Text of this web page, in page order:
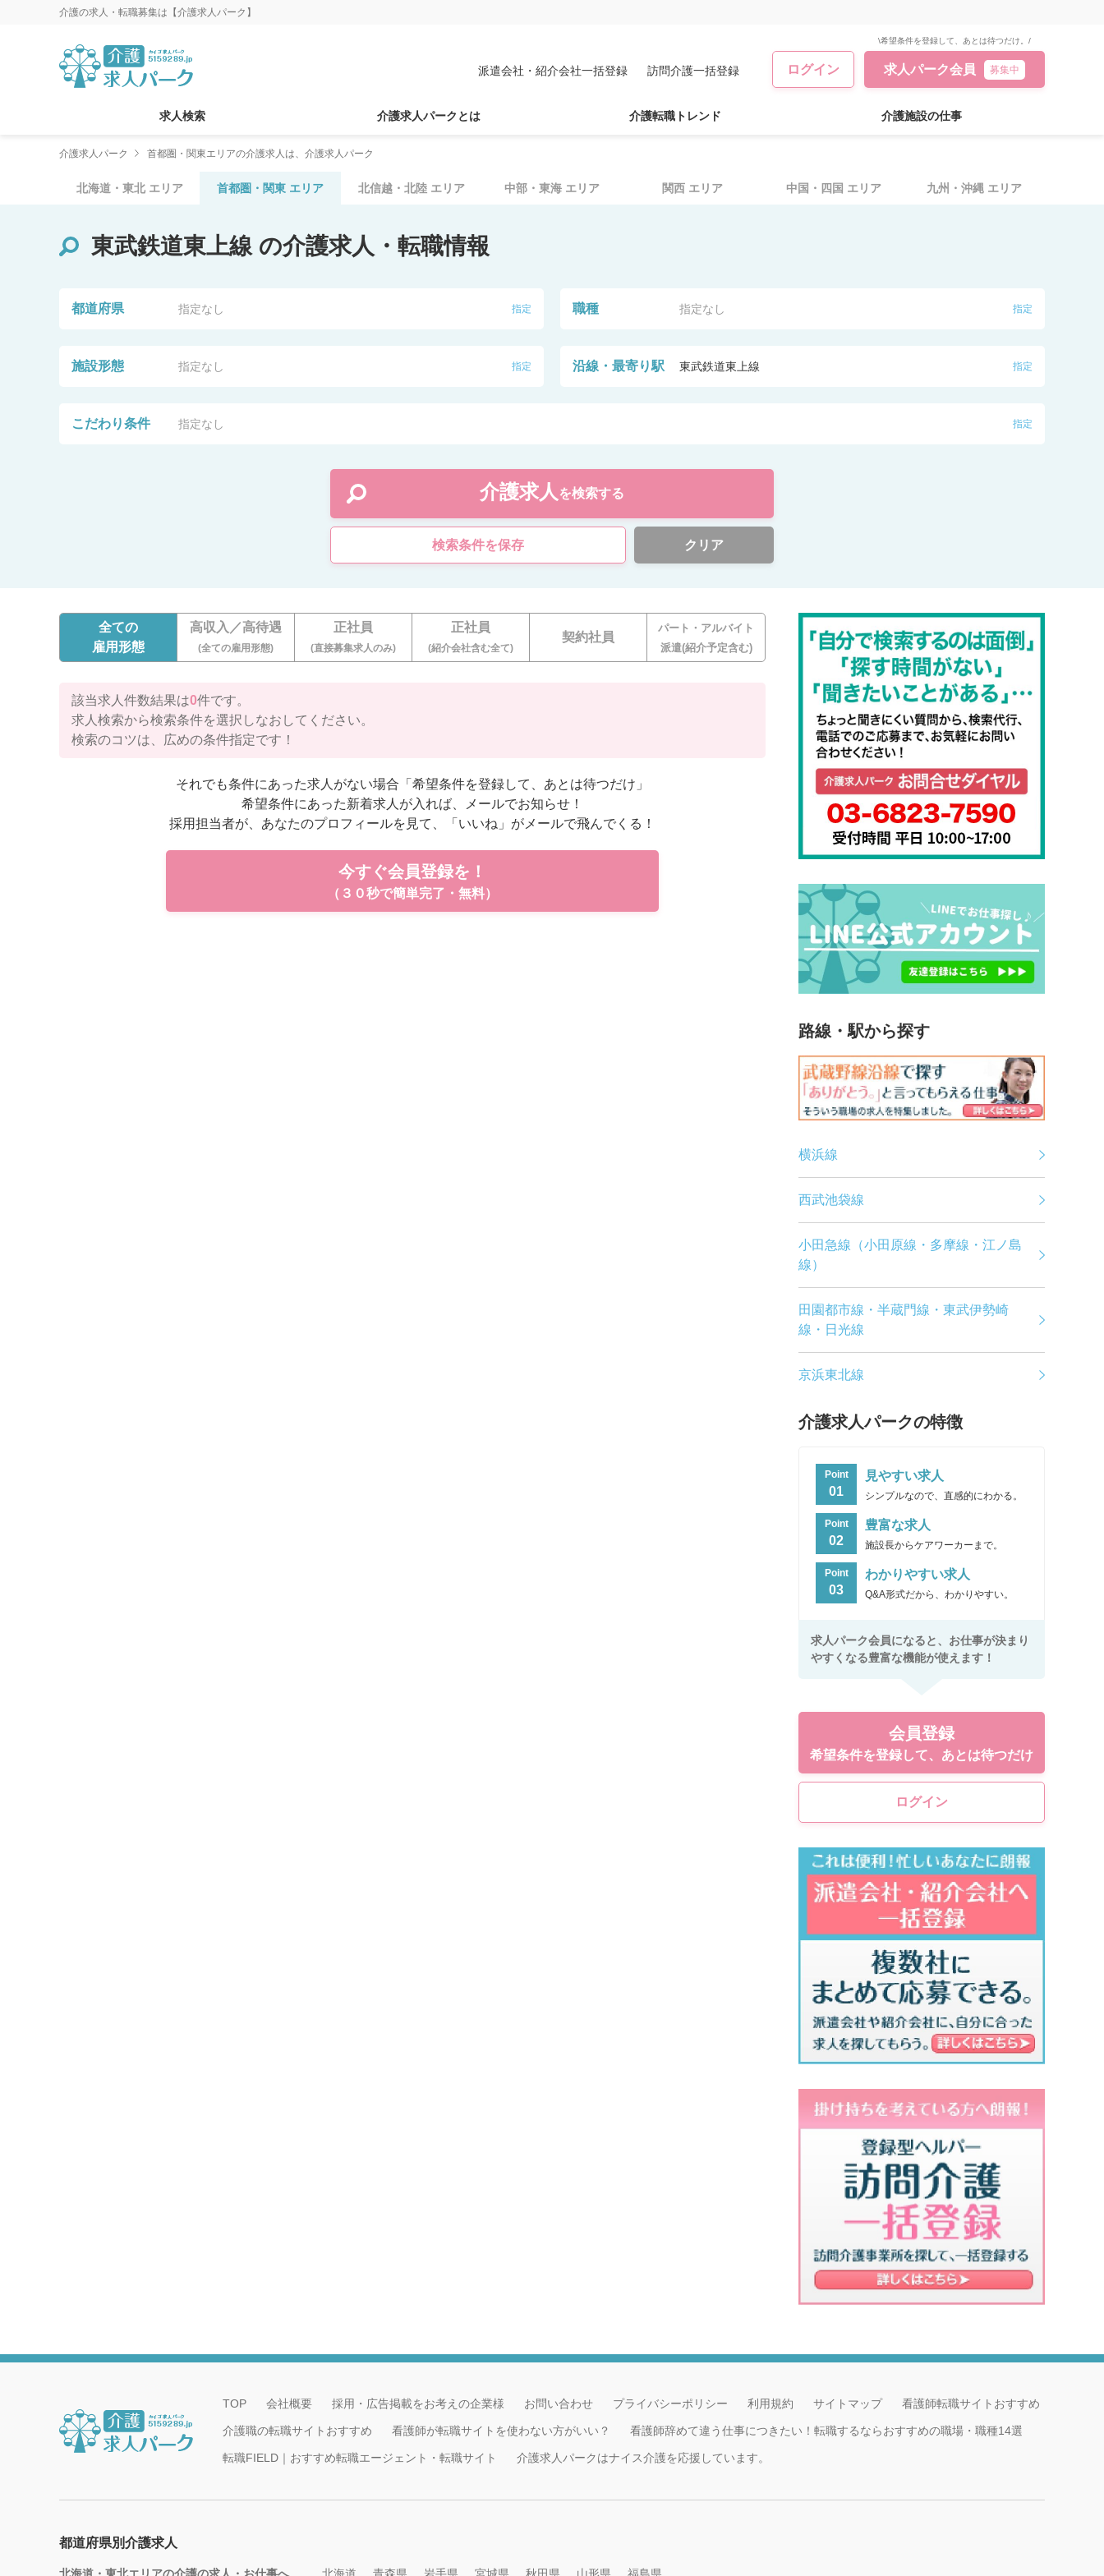
介護の求人・転職募集は【介護求人パーク】
派遣会社・紹介会社一括登録 訪問介護一括登録 ログイン
\希望条件を登録して、あとは待つだけ。/
求人パーク会員 募集中
求人検索 介護求人パークとは 介護転職トレンド 介護施設の仕事
介護求人パーク 首都圏・関東エリアの介護求人は、介護求人パーク
北海道・東北 エリア 首都圏・関東 エリア 北信越・北陸 エリア 中部・東海 エリア 関西 エリア 中国・四国 エリア 九州・沖縄 エリア
東武鉄道東上線 の介護求人・転職情報
都道府県 指定なし 指定 職種 指定なし 指定
施設形態 指定なし 指定 沿線・最寄り駅 東武鉄道東上線 指定
こだわり条件 指定なし 指定
介護求人 を検索する
検索条件を保存 クリア
全ての
雇用形態
高収入／高待遇
(全ての雇用形態)
正社員
(直接募集求人のみ)
正社員
(紹介会社含む全て)
契約社員
パート・アルバイト
派遣(紹介予定含む)
該当求人件数結果は0件です。
求人検索から検索条件を選択しなおしてください。
検索のコツは、広めの条件指定です！
それでも条件にあった求人がない場合「希望条件を登録して、あとは待つだけ」
希望条件にあった新着求人が入れば、メールでお知らせ！
採用担当者が、あなたのプロフィールを見て、「いいね」がメールで飛んでくる！
今すぐ会員登録を！
（３０秒で簡単完了・無料）
路線・駅から探す
横浜線
西武池袋線
小田急線（小田原線・多摩線・江ノ島
線）
田園都市線・半蔵門線・東武伊勢崎
線・日光線
京浜東北線
介護求人パークの特徴
Point
01
見やすい求人
シンプルなので、直感的にわかる。
Point
02
豊富な求人
施設長からケアワーカーまで。
Point
03
わかりやすい求人
Q&A形式だから、わかりやすい。
求人パーク会員になると、お仕事が決まり
やすくなる豊富な機能が使えます！
会員登録
希望条件を登録して、あとは待つだけ
ログイン
TOP 会社概要 採用・広告掲載をお考えの企業様 お問い合わせ プライバシーポリシー 利用規約 サイトマップ 看護師転職サイトおすすめ
介護職の転職サイトおすすめ 看護師が転職サイトを使わない方がいい？ 看護師辞めて違う仕事につきたい！転職するならおすすめの職場・職種14選
転職FIELD｜おすすめ転職エージェント・転職サイト 介護求人パークはナイス介護を応援しています。
都道府県別介護求人